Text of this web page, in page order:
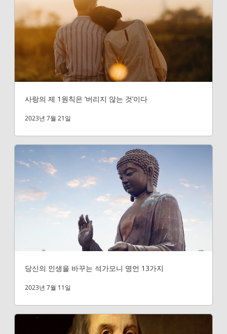
사랑의 제 1원칙은 ‘버리지 않는 것’이다
2023년 7월 21일
당신의 인생을 바꾸는 석가모니 명언 13가지
2023년 7월 11일